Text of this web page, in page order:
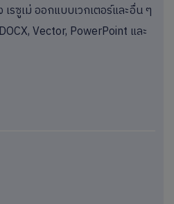
รซูเม่ ออกแบบเวกเตอร์และอื่น ๆ
Vector, PowerPoint และ